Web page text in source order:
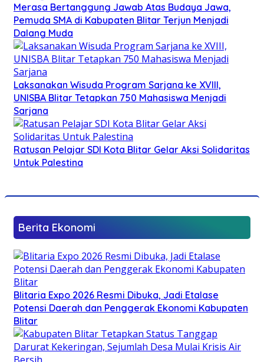
Merasa Bertanggung Jawab Atas Budaya Jawa,
Pemuda SMA di Kabupaten Blitar Terjun Menjadi
Dalang Muda
Laksanakan Wisuda Program Sarjana ke XVIII,
UNISBA Blitar Tetapkan 750 Mahasiswa Menjadi
Sarjana
Ratusan Pelajar SDI Kota Blitar Gelar Aksi Solidaritas
Untuk Palestina
Berita Ekonomi
Blitaria Expo 2026 Resmi Dibuka, Jadi Etalase
Potensi Daerah dan Penggerak Ekonomi Kabupaten
Blitar